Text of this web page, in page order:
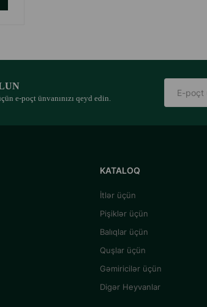
e-poçt ünvanınızı qeyd edin.
KATALOQ
İtlər üçün
Pişiklər üçün
Balıqlar üçün
Quşlar üçün
Gəmiricilər üçün
Digər Heyvanlar